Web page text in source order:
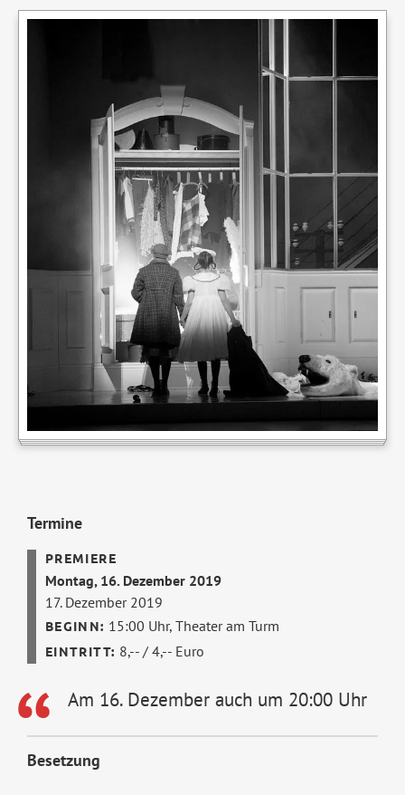
Termine
Montag, 16. Dezember 2019
17. Dezember 2019
15:00 Uhr,Theater am Turm
8,-- / 4,-- Euro
Am 16. Dezember auch um 20:00 Uhr
Besetzung